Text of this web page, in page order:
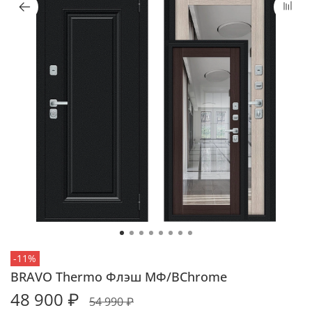
-11%
BRAVO Thermo Флэш МФ/BChrome
48 900 ₽ 54 990 ₽